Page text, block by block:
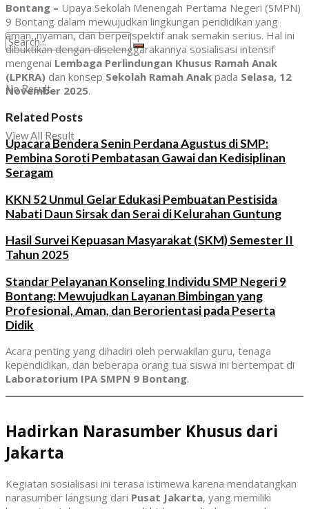
No Result
View All Result
Bontang – Upaya Sekolah Menengah Pertama Negeri (SMPN)
9 Bontang dalam mewujudkan lingkungan pendidikan yang
aman, nyaman, dan berperspektif anak semakin serius. Hal ini
dibuktikan dengan diselenggarakannya sosialisasi intensif
mengenai Lembaga Perlindungan Khusus Ramah Anak
(LPKRA) dan konsep Sekolah Ramah Anak pada Selasa, 12
November 2025.
Related Posts
Upacara Bendera Senin Perdana Agustus di SMP:
Pembina Soroti Pembatasan Gawai dan Kedisiplinan
Seragam
KKN 52 Unmul Gelar Edukasi Pembuatan Pestisida
Nabati Daun Sirsak dan Serai di Kelurahan Guntung
Hasil Survei Kepuasan Masyarakat (SKM) Semester II
Tahun 2025
Standar Pelayanan Konseling Individu SMP Negeri 9
Bontang: Mewujudkan Layanan Bimbingan yang
Profesional, Aman, dan Berorientasi pada Peserta
Didik
Acara penting yang dihadiri oleh perwakilan guru, tenaga
kependidikan, dan beberapa orang tua siswa ini bertempat di
Laboratorium IPA SMPN 9 Bontang.
Hadirkan Narasumber Khusus dari
Jakarta
Kegiatan sosialisasi ini terasa istimewa karena mendatangkan
narasumber langsung dari Pusat Jakarta, yang memiliki